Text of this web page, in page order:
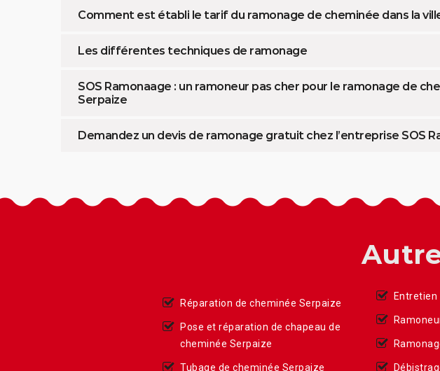
Comment est établi le tarif du ramonage de cheminée dans la
Les différentes techniques de ramonage
SOS Ramonaage : un ramoneur pas cher pour le ramonage de
Serpaize
Demandez un devis de ramonage gratuit chez l’entreprise SOS
Réparation de cheminée Serpaize
Pose et réparation de chapeau de
cheminée Serpaize
Tubage de cheminée Serpaize
Entretien